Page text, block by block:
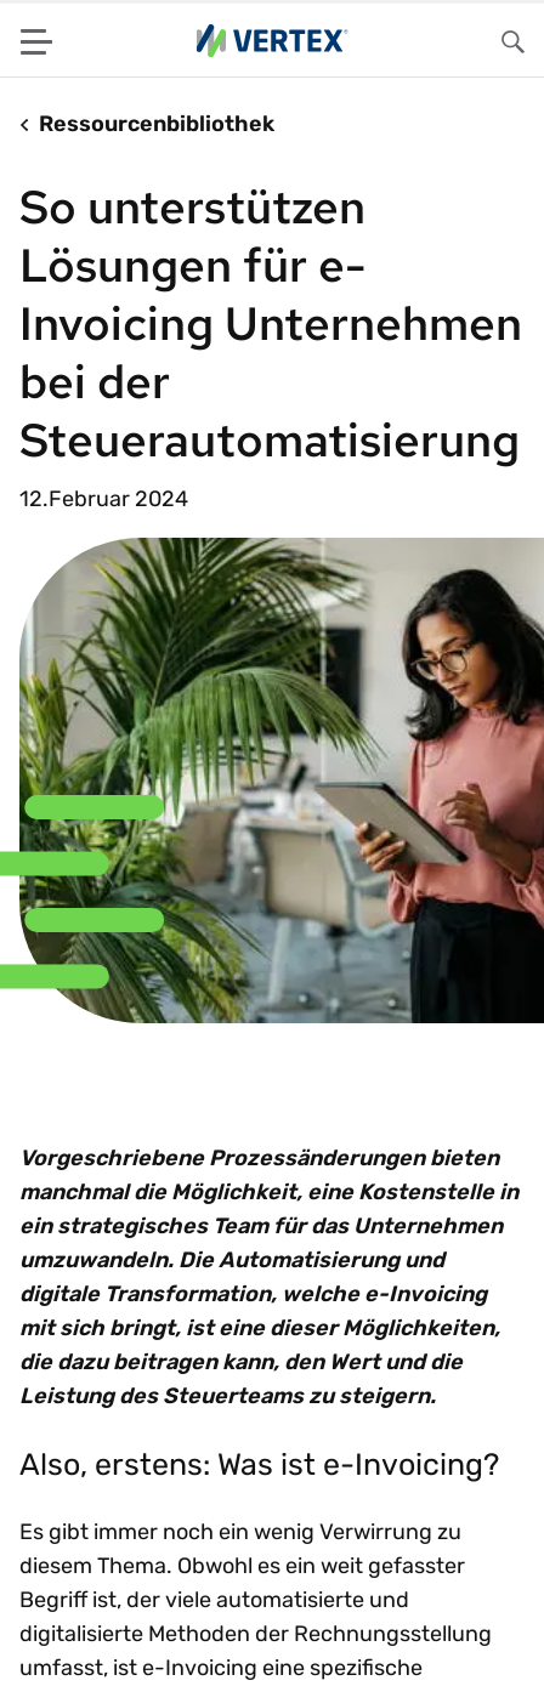
Menu
Ressourcenbibliothek
So unterstützen
Lösungen für e-
Invoicing Unternehmen
bei der
Steuerautomatisierung
12.Februar 2024
Vorgeschriebene Prozessänderungen bieten
manchmal die Möglichkeit, eine Kostenstelle in
ein strategisches Team für das Unternehmen
umzuwandeln. Die Automatisierung und
digitale Transformation, welche e-Invoicing
mit sich bringt, ist eine dieser Möglichkeiten,
die dazu beitragen kann, den Wert und die
Leistung des Steuerteams zu steigern.
Also, erstens: Was ist e-Invoicing?
Es gibt immer noch ein wenig Verwirrung zu
diesem Thema. Obwohl es ein weit gefasster
Begriff ist, der viele automatisierte und
digitalisierte Methoden der Rechnungsstellung
umfasst, ist e-Invoicing eine spezifische